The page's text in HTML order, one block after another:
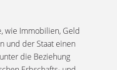
wie Immobilien, Geld
und der Staat einen
die Beziehung